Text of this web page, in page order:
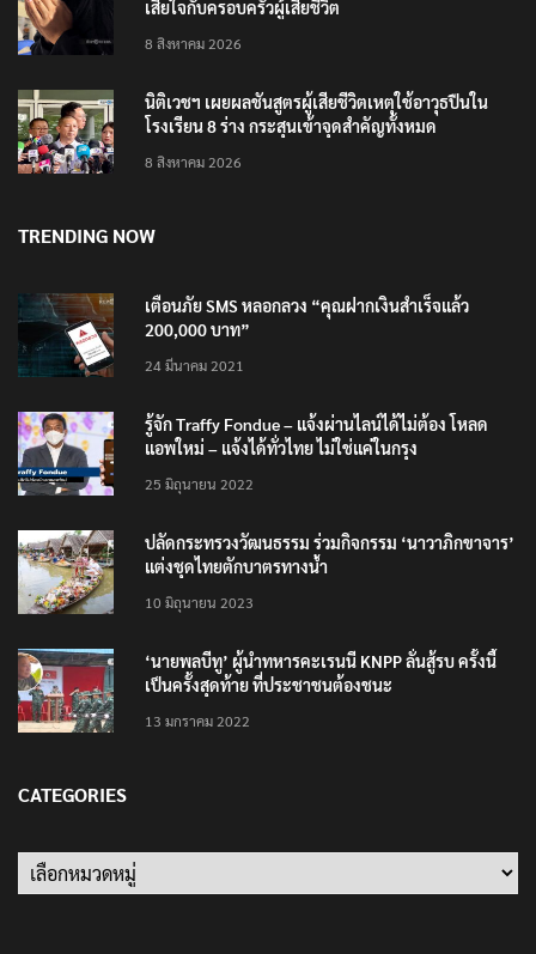
เสียใจกับครอบครัวผู้เสียชีวิต
8 สิงหาคม 2026
นิติเวชฯ เผยผลชันสูตรผู้เสียชีวิตเหตุใช้อาวุธปืนใน
โรงเรียน 8 ร่าง กระสุนเข้าจุดสำคัญทั้งหมด
8 สิงหาคม 2026
TRENDING NOW
เตือนภัย SMS หลอกลวง “คุณฝากเงินสำเร็จแล้ว
200,000 บาท”
24 มีนาคม 2021
รู้จัก Traffy Fondue – แจ้งผ่านไลน์ได้ไม่ต้อง โหลด
แอพใหม่ – แจ้งได้ทั่วไทย ไม่ใช่แค่ในกรุง
25 มิถุนายน 2022
ปลัดกระทรวงวัฒนธรรม ร่วมกิจกรรม ‘นาวาภิกขาจาร’
แต่งชุดไทยตักบาตรทางน้ำ
10 มิถุนายน 2023
‘นายพลบีทู’ ผู้นำทหารคะเรนนี KNPP ลั่นสู้รบ ครั้งนี้
เป็นครั้งสุดท้าย ที่ประชาชนต้องชนะ
13 มกราคม 2022
CATEGORIES
Categories